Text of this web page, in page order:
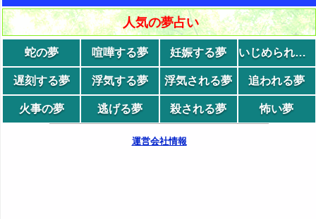
人気の夢占い
蛇の夢 喧嘩する夢 妊娠する夢 いじめられる夢
遅刻する夢 浮気する夢 浮気される夢 追われる夢
火事の夢 逃げる夢 殺される夢 怖い夢
運営会社情報